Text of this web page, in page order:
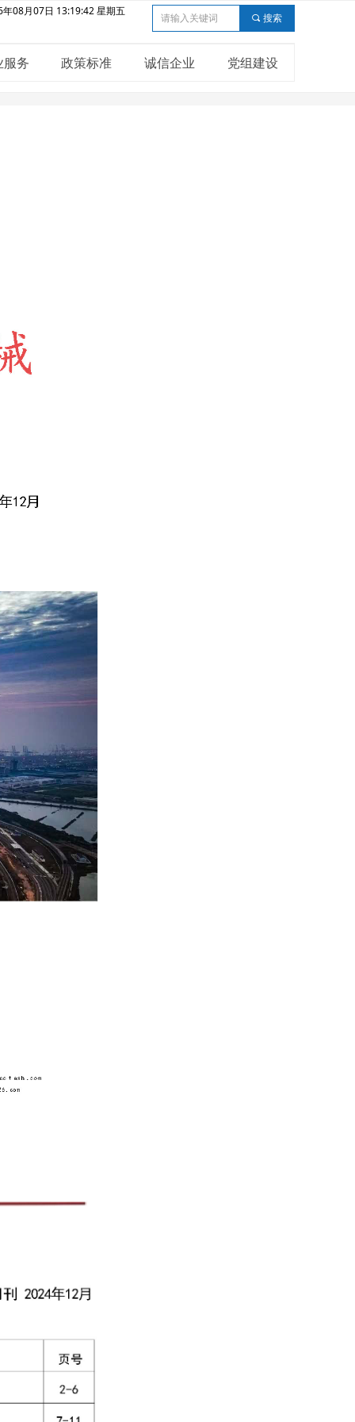
服务 政策标准 诚信企业 党组建设
08月07日 13:19:44 星期五
끠 搜索